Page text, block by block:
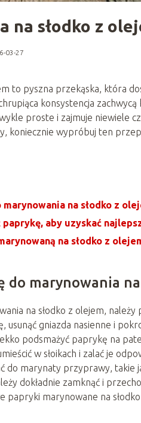
na słodko z
03-27
to pyszna przekąska, która
konsystencja
proste i zajmuje niewiele
koniecznie wypróbuj ten
na słodko z
aby uzyskać
na słodko z
marynowania na
na słodko z olejem,
gniazda nasienne i
podsmażyć paprykę na
w słoikach i zalać je
do marynaty przyprawy, takie
dokładnie zamknąć i
papryki marynowane na